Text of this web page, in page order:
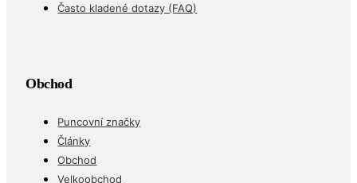
Často kladené dotazy (FAQ)
Obchod
Puncovní značky
Články
Obchod
Velkoobchod